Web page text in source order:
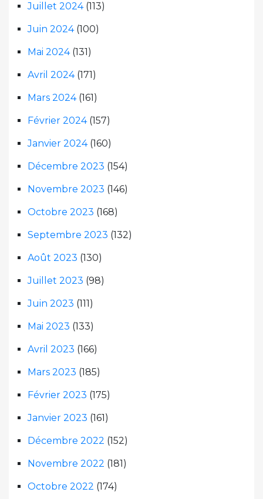
Juillet 2024(113)
Juin 2024(100)
Mai 2024(131)
Avril 2024(171)
Mars 2024(161)
Février 2024(157)
Janvier 2024(160)
Décembre 2023 (154)
Novembre 2023 (146)
Octobre 2023 (168)
Septembre 2023 (132)
Août 2023 (130)
Juillet 2023 (98)
Juin 2023 (111)
Mai 2023 (133)
Avril 2023 (166)
Mars 2023 (185)
Février 2023 (175)
Janvier 2023 (161)
Décembre 2022 (152)
Novembre 2022 (181)
Octobre 2022 (174)